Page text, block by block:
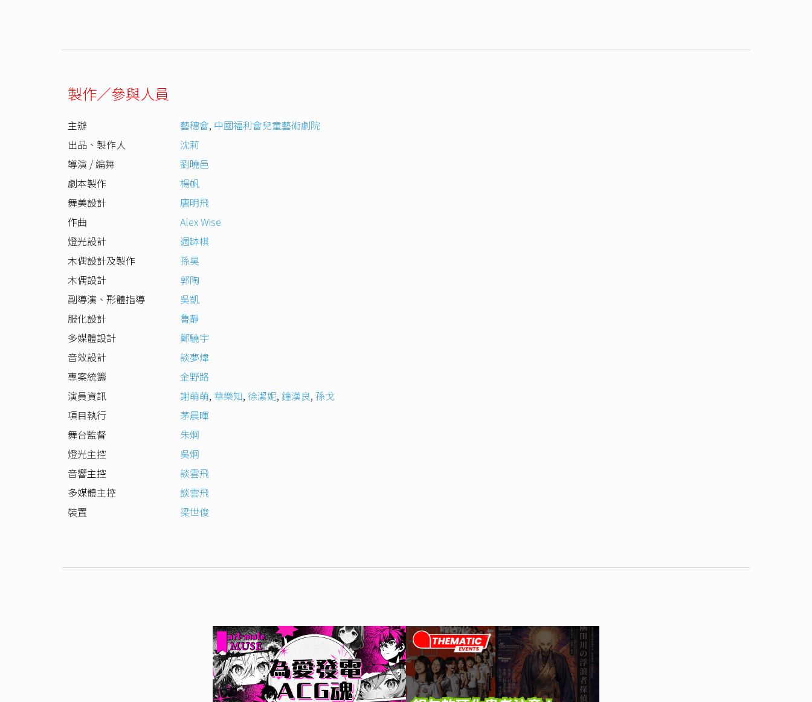
製作／參與人員
主辦 藝穗會, 中國福利會兒童藝術劇院
出品、製作人
沈莉
導演 / 編舞
劉曉邑
劇本製作
楊帆
舞美設計
唐明飛
作曲
Alex Wise
燈光設計
週缽棋
木偶設計及製作
孫昊
木偶設計
郭陶
副導演、形體指導
吳凱
服化設計
魯靜
多媒體設計
鄭驍宇
音效設計
談夢煒
專案統籌
金野路
演員資訊
謝萌萌, 華樂知, 徐潔妮, 鐘漢良, 孫戈
項目執行
茅晨暉
舞台監督
朱炯
燈光主控
吳炯
音響主控
談雲飛
多媒體主控
談雲飛
裝置
梁世俊